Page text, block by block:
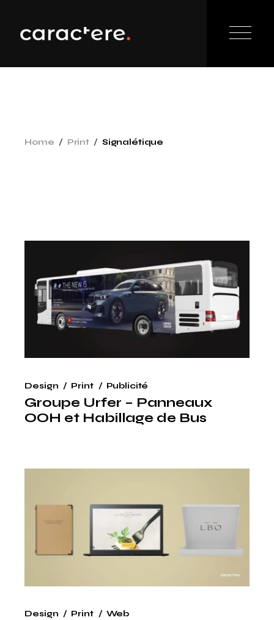
Home Print Signalétique
Design Print Publicité
Groupe Urfer – Panneaux
OOH et Habillage de Bus
Design Print Web